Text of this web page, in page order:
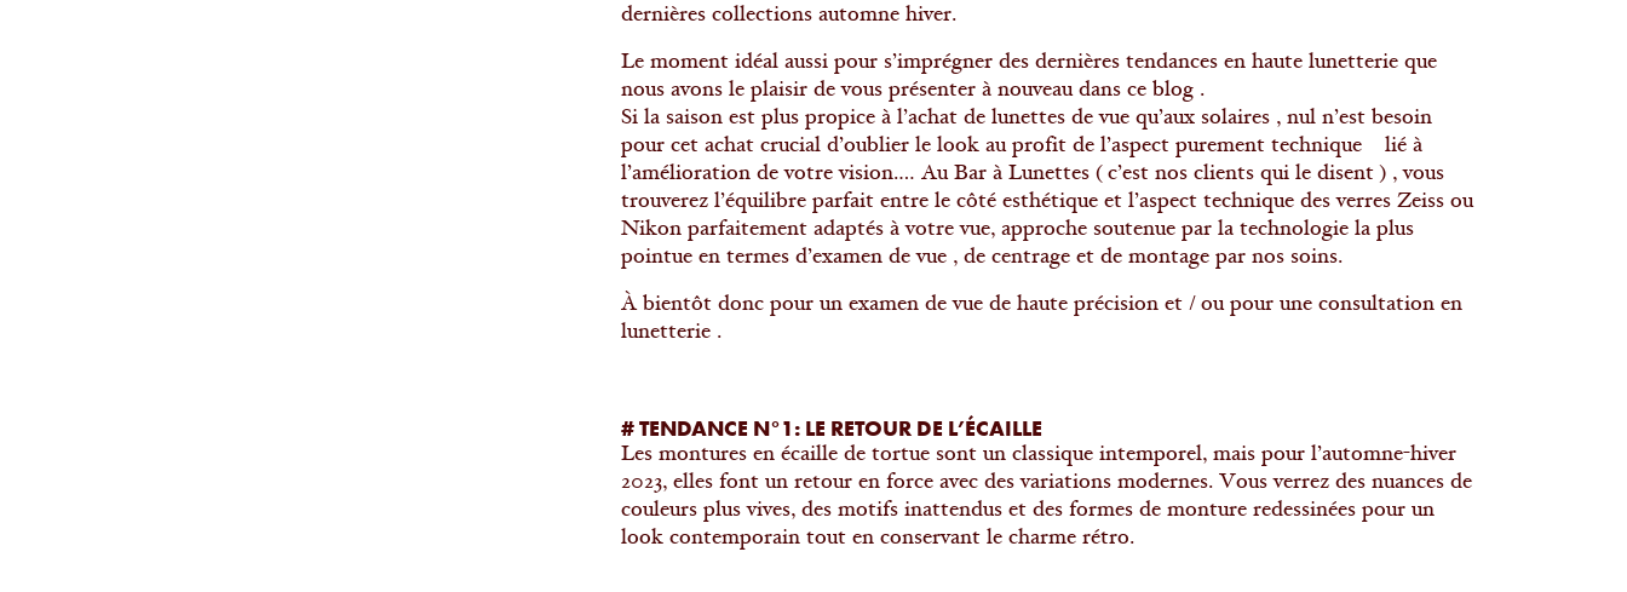
dernières collections automne hiver.
Le moment idéal aussi pour s’imprégner des dernières tendances en haute lunetterie que
nous avons le plaisir de vous présenter à nouveau dans ce blog .
Si la saison est plus propice à l’achat de lunettes de vue qu’aux solaires , nul n’est besoin
pour cet achat crucial d’oublier le look au profit de l’aspect purement technique lié à
l’amélioration de votre vision.… Au Bar à Lunettes ( c’est nos clients qui le disent ) , vous
trouverez l’équilibre parfait entre le côté esthétique et l’aspect technique des verres Zeiss ou
Nikon parfaitement adaptés à votre vue, approche soutenue par la technologie la plus
pointue en termes d’examen de vue , de centrage et de montage par nos soins.
À bientôt donc pour un examen de vue de haute précision et / ou pour une consultation en
lunetterie .
# TENDANCE N°1: LE RETOUR DE L’ÉCAILLE
Les montures en écaille de tortue sont un classique intemporel, mais pour l’automne-hiver
2023, elles font un retour en force avec des variations modernes. Vous verrez des nuances de
couleurs plus vives, des motifs inattendus et des formes de monture redessinées pour un
look contemporain tout en conservant le charme rétro.